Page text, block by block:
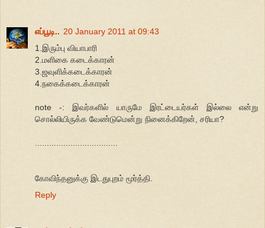
எப்பூடி.. 20 January 2011 at 09:43
1.இரும்பு வியாபாரி
2.மளிகை கடைக்காரன்
3.ஜவுளிக்கடைக்காரன்
4.நகைக்கடைக்காரன்
note -: இவர்களில் யாருமே இரட்டையர்கள் இல்லை என்று
சொல்லியிருக்க வேண்டுமென்று நினைக்கிறேன், சரியா?
கோவிந்தனுக்கு இடதுபுறம் மூர்த்தி.
Reply